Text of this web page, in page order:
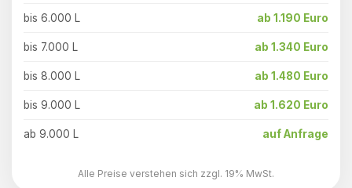
bis 6.000 L ab 1.190 Euro
bis 7.000 L ab 1.340 Euro
bis 8.000 L ab 1.480 Euro
bis 9.000 L ab 1.620 Euro
ab 9.000 L auf Anfrage
Alle Preise verstehen sich zzgl. 19% MwSt.